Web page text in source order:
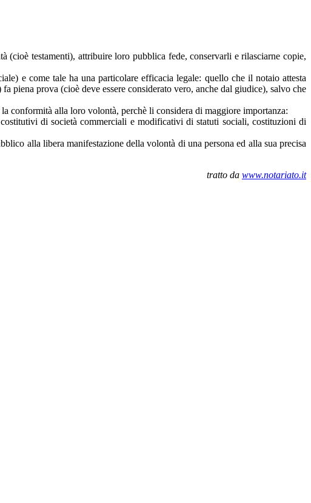
testamenti), attribuire loro pubblica fede, conservarli e rilasciarne copie,
e come tale ha una particolare efficacia legale: quello che il notaio attesta
piena prova (cioè deve essere considerato vero, anche dal giudice), salvo che
conformità alla loro volontà, perchè li considera di maggiore importanza:
di società commerciali e modificativi di statuti sociali, costituzioni di
alla libera manifestazione della volontà di una persona ed alla sua precisa
tratto da www.notariato.it